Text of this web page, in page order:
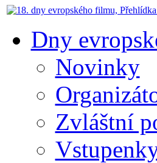
Dny
Novinky
Zvláštní